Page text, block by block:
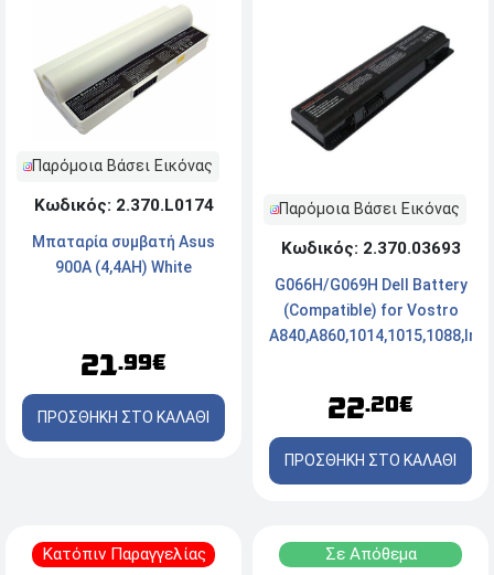
Παρόμοια Βάσει Εικόνας
Κωδικός: 2.370.L0174
Μπαταρία συμβατή Asus
900A (4,4AH) White
21.99€
ΠΡΟΣΘΗΚΗ ΣΤΟ ΚΑΛΑΘΙ
Παρόμοια Βάσει Εικόνας
Κωδικός: 2.370.03693
G066H/G069H Dell Battery
(Compatible) for Vostro
22.20€
ΠΡΟΣΘΗΚΗ ΣΤΟ ΚΑΛΑΘΙ
Κατόπιν Παραγγελίας Σε Απόθεμα